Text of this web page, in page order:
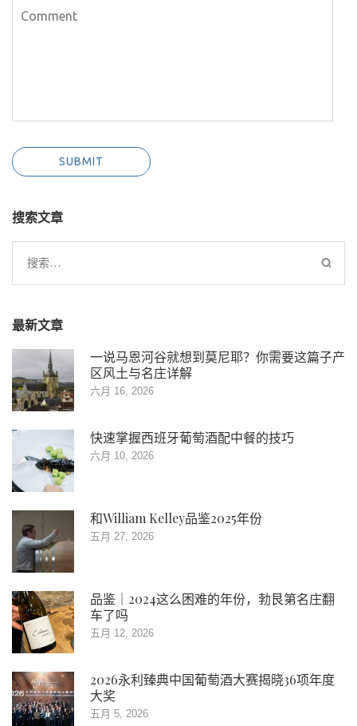
搜索文章
搜
索：
最新文章
一说马恩河谷就想到莫尼耶？你需要这篇子产
区风土与名庄详解
六月 16, 2026
快速掌握西班牙葡萄酒配中餐的技巧
六月 10, 2026
和William Kelley品鉴2025年份
五月 27, 2026
品鉴｜2024这么困难的年份，勃艮第名庄翻
车了吗
五月 12, 2026
2026永利臻典中国葡萄酒大赛揭晓36项年度
大奖
五月 5, 2026